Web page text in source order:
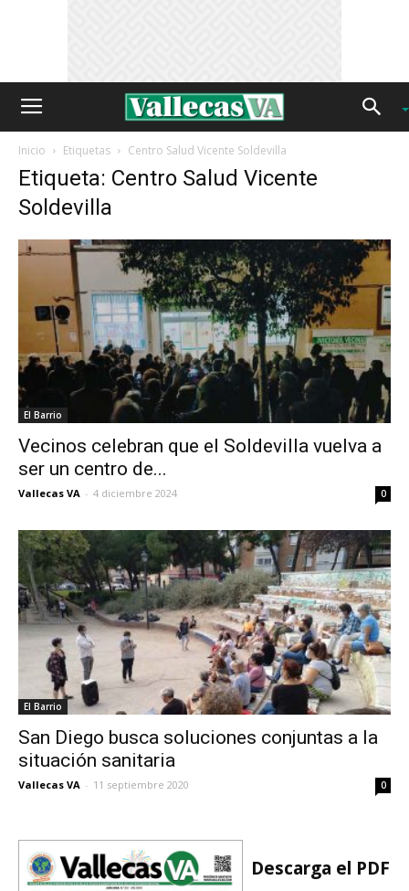
Inicio Etiquetas Centro Salud Vicente Soldevilla
Etiqueta: Centro Salud Vicente
Soldevilla
El Barrio
Vecinos celebran que el Soldevilla vuelva a
ser un centro de...
Vallecas VA - 4 diciembre 2024 0
El Barrio
San Diego busca soluciones conjuntas a la
situación sanitaria
Vallecas VA - 11 septiembre 2020 0
Descarga el PDF